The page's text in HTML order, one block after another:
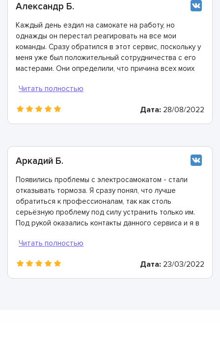
Александр Б.
Каждый день ездил на самокате на работу, но
однажды он перестал реагировать на все мои
команды. Сразу обратился в этот сервис, поскольку у
меня уже был положительный сотрудничества с его
мастерами. Они определили, что причина всех моих
разобрали, почистили, проверили состояние всех
Дата: 28/08/2022
Аркадий Б.
Появились проблемы с электросамокатом - стали
отказывать тормоза. Я сразу понял, что лучше
обратиться к профессионалам, так как столь
серьёзную проблему под силу устранить только им.
Под рукой оказались контакты данного сервиса и я в
Сервисные инженеры диагностику и рассказали, что
Заменили его в тот же день, огромное спасибо!
Дата: 23/03/2022